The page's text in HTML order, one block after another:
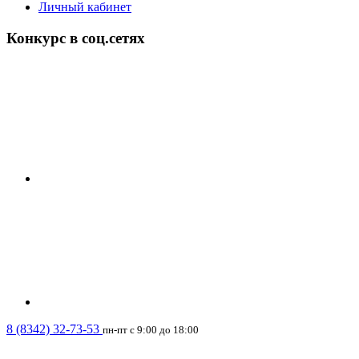
Личный кабинет
Конкурс в соц.сетях
8 (8342) 32-73-53 пн-пт с 9:00 до 18:00